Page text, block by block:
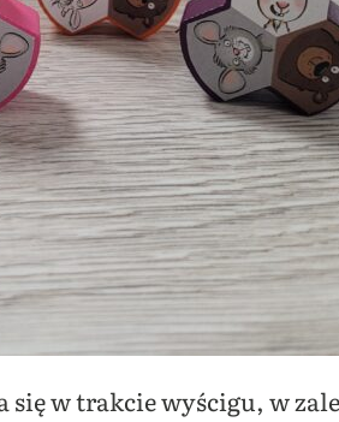
w trakcie wyścigu, w